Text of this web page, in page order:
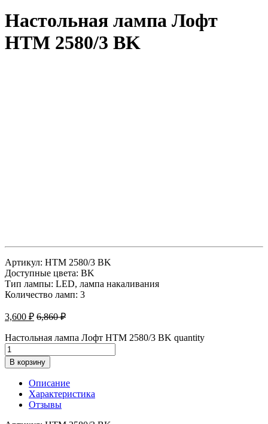
Настольная лампа Лофт
HTM 2580/3 BK
Артикул: HTM 2580/3 BK
Доступные цвета: BK
Тип лампы: LED, лампа накаливания
Количество ламп: 3
3,600 ₽ 6,860₽
Настольная лампа Лофт HTM 2580/3 BK quantity
В корзину
Описание
Характеристика
Отзывы